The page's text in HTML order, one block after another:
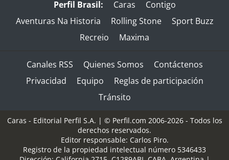
Perfil Brasil: Caras
Contigo
Aventuras Na Historia
Rolling Stone
Sport Buzz
Recreio
Maxima
Canales RSS Quienes Somos
Contáctenos
Privacidad
Equipo
Reglas de participación
Tránsito
Caras - Editorial Perfil S.A. | © Perfil.com 2006-2026 - Todos los
derechos reservados.
Editor responsable: Carlos Piro.
Registro de la propiedad intelectual número 5346433